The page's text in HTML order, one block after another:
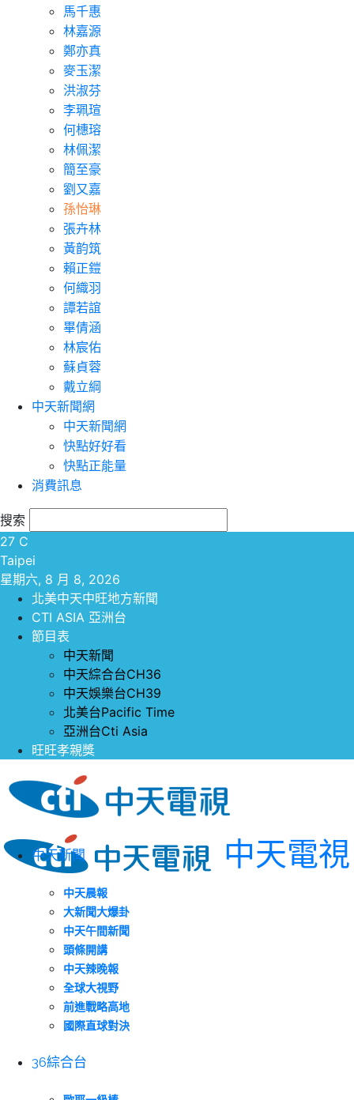
馬千惠
林嘉源
鄭亦真
麥玉潔
洪淑芬
李珮瑄
何橞瑢
林佩潔
簡至豪
劉又嘉
孫怡琳
張卉林
黃韵筑
賴正鎧
何織羽
譚若誼
畢倩涵
林宸佑
蘇貞蓉
戴立綱
中天新聞網
中天新聞網
快點好好看
快點正能量
消費訊息
搜索
27 C
Taipei
星期六, 8 月 8, 2026
北美中天中旺地方新聞
CTI ASIA 亞洲台
節目表
中天新聞
中天綜合台CH36
中天娛樂台CH39
北美台Pacific Time
亞洲台Cti Asia
旺旺孝親獎
中天電視
中天新聞
中天晨報
大新聞大爆卦
中天午間新聞
頭條開講
中天辣晚報
全球大視野
前進戰略高地
國際直球對決
36綜合台